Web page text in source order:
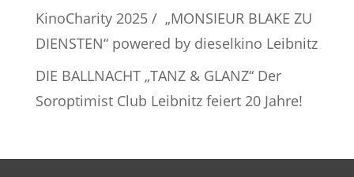
KinoCharity 2025 / „MONSIEUR BLAKE ZU
DIENSTEN“ powered by dieselkino Leibnitz
DIE BALLNACHT „TANZ & GLANZ“ Der
Soroptimist Club Leibnitz feiert 20 Jahre!